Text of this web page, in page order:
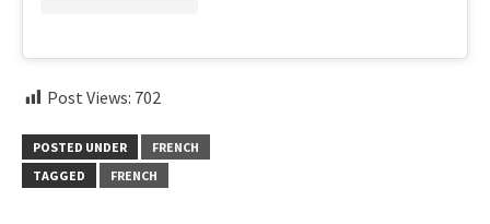
Post Views: 702
POSTED UNDER
FRENCH
TAGGED
FRENCH